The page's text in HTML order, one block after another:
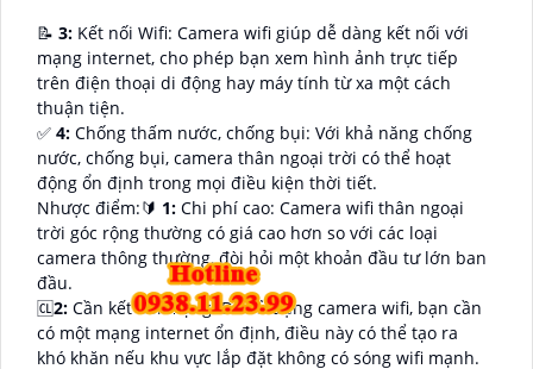
📝 3: Kết nối Wifi: Camera wifi giúp dễ dàng kết nối với
mạng internet, cho phép bạn xem hình ảnh trực tiếp
trên điện thoại di động hay máy tính từ xa một cách
thuận tiện.
️✅ 4: Chống thấm nước, chống bụi: Với khả năng chống
nước, chống bụi, camera thân ngoại trời có thể hoạt
động ổn định trong mọi điều kiện thời tiết.
Nhược điểm:🔰 1: Chi phí cao: Camera wifi thân ngoại
trời góc rộng thường có giá cao hơn so với các loại
camera thông thường, đòi hỏi một khoản đầu tư lớn ban
đầu.
🆑2: Cần kết nối mạng: Để sử dụng camera wifi, bạn cần
có một mạng internet ổn định, điều này có thể tạo ra
khó khăn nếu khu vực lắp đặt không có sóng wifi mạnh.